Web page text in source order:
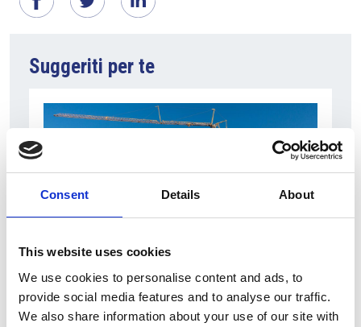
Consent Details About
This website uses cookies
We use cookies to personalise content and ads, to
provide social media features and to analyse our traffic.
We also share information about your use of our site with
Suggeriti per te
7 Agosto 2026
Nel primo semestre è aumentata fortemente la
costruzione di nuove abitazioni